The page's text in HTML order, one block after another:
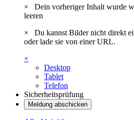
×
Dein vorheriger Inhalt wurde
leeren
×
Du kannst Bilder nicht direkt
oder lade sie von einer URL.
×
Desktop
Tablet
Telefon
Sicherheitsprüfung
Meldung abschicken